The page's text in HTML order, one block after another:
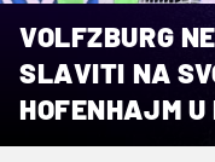
VOLFZBURG
SLAVITI NA
HOFENHAJM U